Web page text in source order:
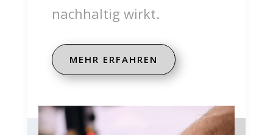
nachhaltig wirkt.
MEHR ERFAHREN